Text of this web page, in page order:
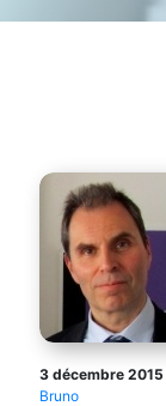
3 décembre 2015
Bruno